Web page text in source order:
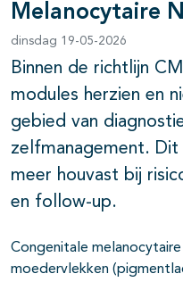
Melanocytaire
dinsdag 19-05-2026
Binnen de richtlijn
modules herzien en
gebied van
zelfmanagement.
meer houvast bij
en follow-up.
Congenitale
moedervlekken